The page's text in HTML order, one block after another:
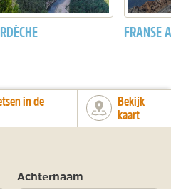
FRANSE
in de
Bekijk
kaart
Achternaam